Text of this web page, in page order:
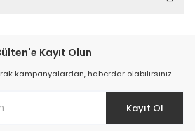
Kayıt Olun
kampanyalardan, haberdar olabilirsiniz.
Kayıt Ol